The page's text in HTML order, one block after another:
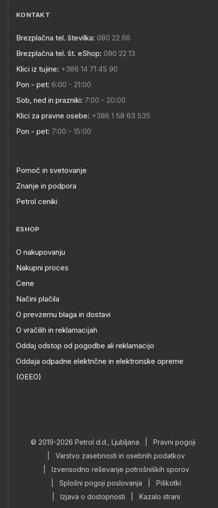
KONTAKT
Brezplačna tel. številka: 080 22 66
Brezplačna tel. št. eShop: 080 22 13
Klici iz tujine: +386 14 71 45 90
Pon - pet: 6:00 - 21:00
Sob, ned in prazniki: 7:00 - 20:00
Klici za pravne osebe: +386 1 58 63 535
Pon - pet: 7:00 - 15:00
Pomoč in svetovanje
Znanje in podpora
Petrol ceniki
ESHOP
O nakupovanju
Nakupni proces
Cene
Načini plačila
O prevzemu blaga in dostavi
O vračilih in reklamacijah
Oddaj odstop od pogodbe ali reklamacijo
Oddaja odpadne električne in elektronske opreme
(OEEO)
© 2019-2026 Petrol d.d., Ljubljana
Pravni pogoji
Varstvo zasebnosti in osebnih podatkov
Izvensodno reševanje potrošniških sporov
Splošni pogoji poslovanja
Piškotki
Izjava o dostopnosti Kazalo strani